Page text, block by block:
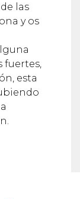
las
y os
fuertes,
esta